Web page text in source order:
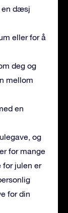
en dæsj
eller for å
deg og
mellom
en
og
for mange
for julen er
for din